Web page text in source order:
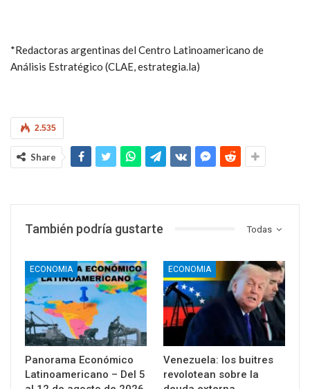
*Redactoras argentinas del Centro Latinoamericano de
Análisis Estratégico (CLAE, estrategia.la)
2.535
Share
Todas
También podría gustarte
ECONOMIA
Panorama Económico
Latinoamericano – Del 5
ECONOMIA
Venezuela: los buitres
revolotean sobre la